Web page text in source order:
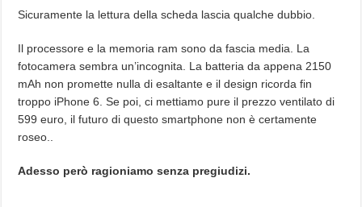
Sicuramente la lettura della scheda lascia qualche dubbio.
Il processore e la memoria ram sono da fascia media. La
fotocamera sembra un’incognita. La batteria da appena 2150
mAh non promette nulla di esaltante e il design ricorda fin
troppo iPhone 6. Se poi, ci mettiamo pure il prezzo ventilato di
599 euro, il futuro di questo smartphone non è certamente
roseo..
Adesso però ragioniamo senza pregiudizi.